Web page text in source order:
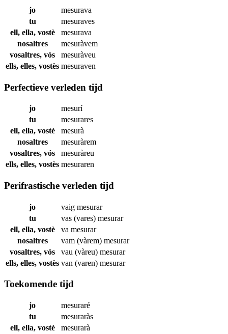
jo
mesurava
tu
mesuraves
ell, ella, vostè
mesurava
nosaltres
mesuràvem
vosaltres, vós
mesuràveu
ells, elles, vostès mesuraven
Perfectieve verleden tijd
jo
mesurí
tu
mesurares
ell, ella, vostè
mesurà
nosaltres
mesuràrem
vosaltres, vós
mesuràreu
ells, elles, vostès mesuraren
Perifrastische verleden tijd
jo vaig mesurar
tu
vas (vares) mesurar
ell, ella, vostè
va mesurar
nosaltres
vam (vàrem) mesurar
vosaltres, vós
vau (vàreu) mesurar
ells, elles, vostès van (varen) mesurar
Toekomende tijd
jo
mesuraré
tu
mesuraràs
ell, ella, vostè
mesurarà